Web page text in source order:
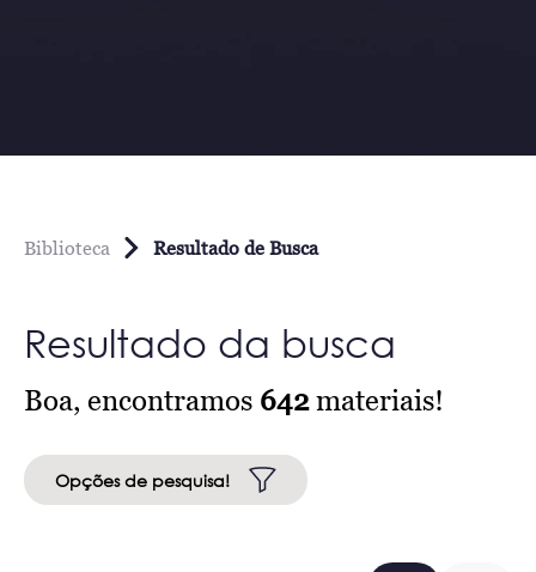
Biblioteca Resultado de Busca
Resultado da busca
Boa, encontramos 642materiais!
Opções de pesquisa!